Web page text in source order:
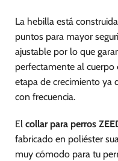
La hebilla está
puntos para mayor
ajustable por lo que
perfectamente al cuerpo
etapa de crecimiento ya
con frecuencia.
El collar para perros
fabricado en poliéster
muy cómodo para tu